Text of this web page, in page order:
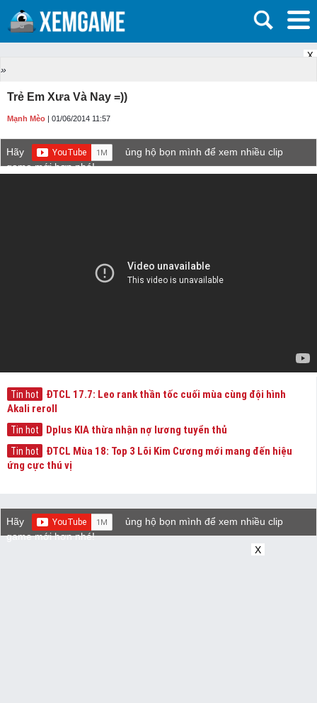
X
»
Trẻ Em Xưa Và Nay =))
Mạnh Mèo | 01/06/2014 11:57
Hãy
ủng hộ bọn mình để xem nhiều clip
game mới hơn nhé!
Tin hot
ĐTCL 17.7: Leo rank thần tốc cuối mùa cùng đội hình
Akali reroll
Tin hot Dplus KIA thừa nhận nợ lương tuyển thủ
Tin hot
ĐTCL Mùa 18: Top 3 Lõi Kim Cương mới mang đến hiệu
ứng cực thú vị
Hãy
ủng hộ bọn mình để xem nhiều clip
game mới hơn nhé!
X